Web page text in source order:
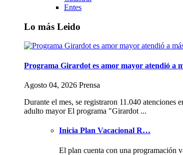
Entes
Lo más Leido
Programa Girardot es amor mayor atendió a
Agosto 04, 2026 Prensa
Durante el mes, se registraron 11.040 atenciones
adulto mayor El programa "Girardot ...
Inicia Plan Vacacional R…
El plan cuenta con una programación